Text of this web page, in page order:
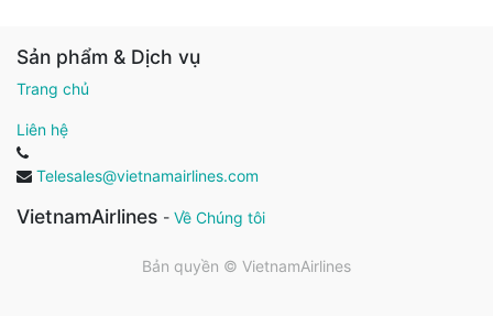
Sản phẩm & Dịch vụ
Trang chủ
Liên hệ
Telesales@vietnamairlines.com
VietnamAirlines - Về Chúng tôi
Bản quyền © VietnamAirlines